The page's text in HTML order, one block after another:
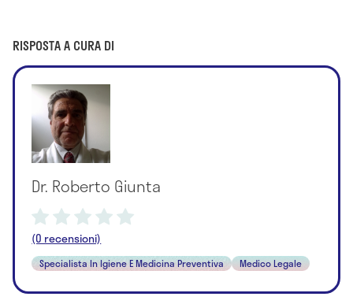
RISPOSTA A CURA DI
Dr. Roberto Giunta
(0 recensioni)
Specialista In Igiene E Medicina Preventiva Medico Legale